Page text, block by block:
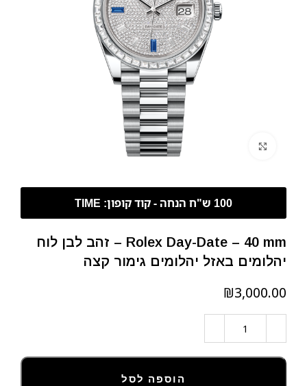
Rolex Day-Date – 40 mm – זהב לבן לוח
יהלומים באזל יהלומים גימור קצה
₪
הוספה לסל